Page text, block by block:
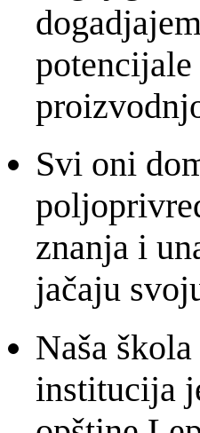
Svi oni
znanja i
jačaju
Naša
institucija